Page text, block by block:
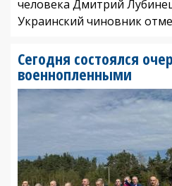
человека Дмитрий
Украинский чиновник
Сегодня состоялся
военнопленными